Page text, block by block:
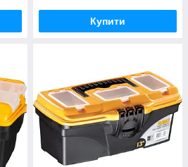
Купити